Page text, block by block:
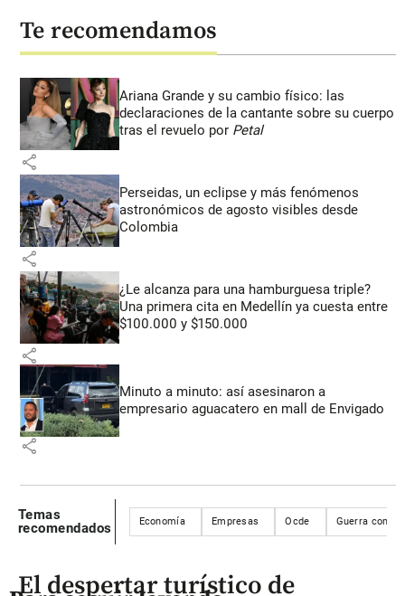
Te recomendamos
Ariana Grande y su cambio físico: las
declaraciones de la cantante sobre su cuerpo
tras el revuelo por Petal
share
Perseidas, un eclipse y más fenómenos
astronómicos de agosto visibles desde
Colombia
share
¿Le alcanza para una hamburguesa triple?
Una primera cita en Medellín ya cuesta entre
$100.000 y $150.000
share
Minuto a minuto: así asesinaron a
empresario aguacatero en mall de Envigado
share
Temas
recomendados
Economía Empresas Ocde Guerra
El despertar turístico de